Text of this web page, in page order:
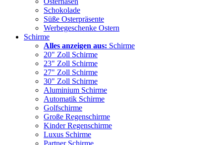
Schokolade
Süße Osterpräsente
Werbegeschenke Ostern
Schirme
Alles anzeigen aus: Schirme
20" Zoll Schirme
23" Zoll Schirme
27" Zoll Schirme
30" Zoll Schirme
Aluminium Schirme
Automatik Schirme
Golfschirme
Große Regenschirme
Kinder Regenschirme
Luxus Schirme
Partner Schirme